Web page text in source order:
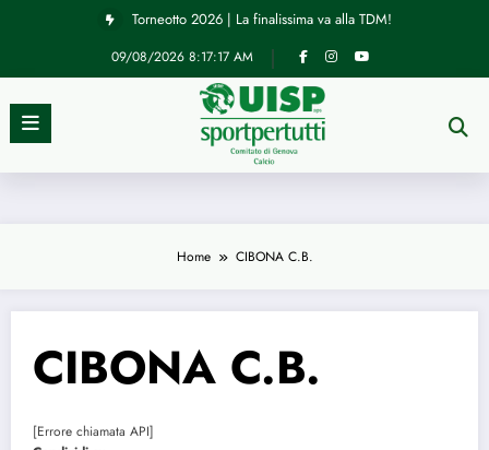
Torneotto 2026 | La finalissima va alla TDM!
09/08/2026 8:17:17 AM
Home CIBONA C.B.
CIBONA C.B.
[Errore chiamata API]